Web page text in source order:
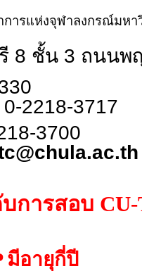
ารแห่งจุฬาลงกรณ์มหา
8 ชั้น 3 ถนนพ
2218-3717
3700
การสอบ
มีอายุกี่ปี